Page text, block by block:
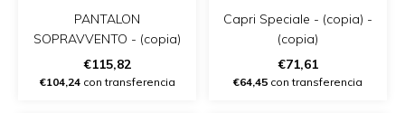
PANTALON
SOPRAVVENTO - (copia)
€115,82
€104,24con transferencia
Capri Speciale - (copia) -
(copia)
€71,61
€64,45 con transferencia